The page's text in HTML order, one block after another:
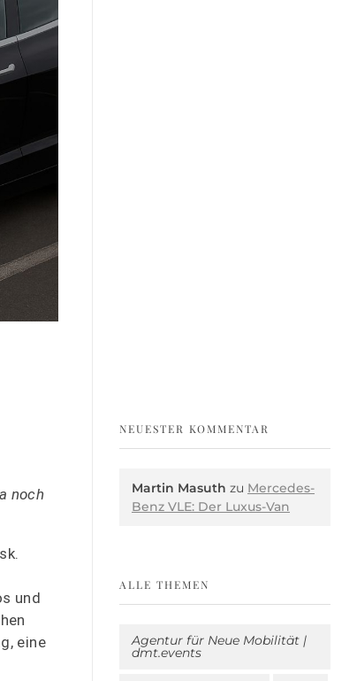
noch
und
eine
NEUESTER KOMMENTAR
Martin Masuth zu Mercedes-
Benz VLE: Der Luxus-Van
ALLE THEMEN
Agentur für Neue Mobilität |
dmt.events